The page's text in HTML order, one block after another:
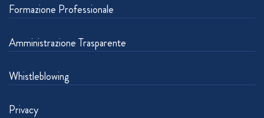
Formazione Professionale
Amministrazione Trasparente
Whistleblowing
Privacy